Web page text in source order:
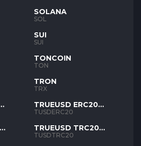
SOLANA
SOL
SUI
SUI
TONCOIN
TON
TRON
TRX
TRUEUSD ERC20
TUSD
TUSDERC20
TRUEUSD TRC20
TUSD
TUSDTRC20